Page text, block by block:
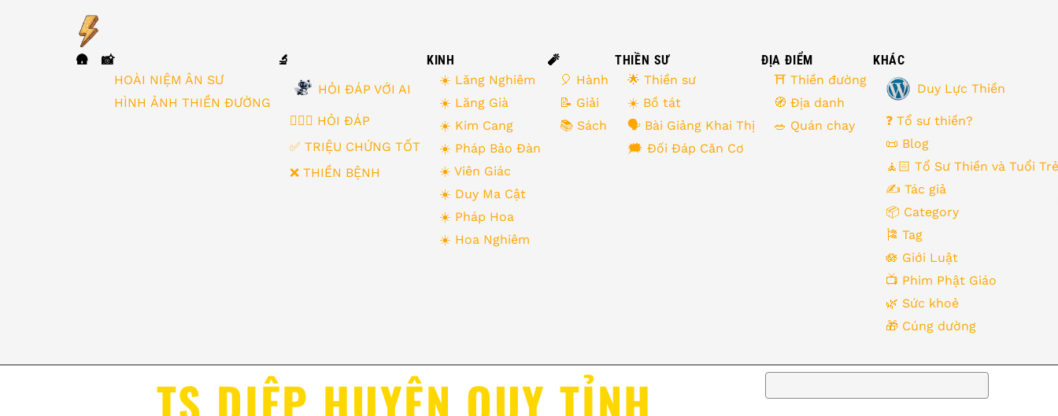
🛖
📸
HOÀI NIỆM ÂN SƯ
HÌNH ẢNH THIỀN ĐƯỜNG
🔬
HỎI ĐÁP VỚI AI
🙋🏻‍♂️ HỎI ĐÁP
✅ TRIỆU CHỨNG TỐT
❌ THIỀN BỆNH
KINH
☀️ Lăng Nghiêm
☀️ Lăng Già
☀️ Kim Cang
☀️ Pháp Bảo Đàn
☀️ Viên Giác
☀️ Duy Ma Cật
☀️ Pháp Hoa
☀️ Hoa Nghiêm
🧨
🎈 Hành
📝 Giải
📚 Sách
THIỀN SƯ
🌟 Thiền sư
☀️ Bồ tát
🗣 Bài Giảng Khai Thị
🗯 Đối Đáp Căn Cơ
ĐỊA ĐIỂM
⛩ Thiền đường
🧭 Địa danh
🥗 Quán chay
KHÁC
Duy Lực Thiền
❓ Tổ sư thiền?
📜 Blog
🧘🏻 Tổ Sư Thiền và Tuổi Trẻ
✍️ Tác giả
📦 Category
🎏 Tag
🪷 Giới Luật
📺 Phim Phật Giáo
🌿️ Sức khoẻ
🎁️ Cúng dường
TS DIỆP HUYỆN QUY TỈNH